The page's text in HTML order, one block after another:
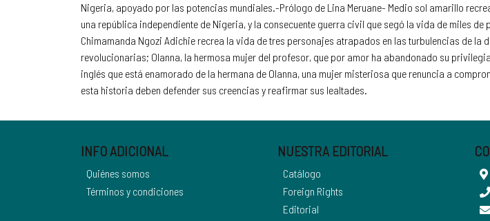
Nigeria, apoyado por las potencias mundiales.-Prólogo de Lina Meruane- Medio sol amarillo
una república independiente de Nigeria, y la consecuente guerra civil que segó la vida de miles
Chimamanda Ngozi Adichie recrea la vida de tres personajes atrapados en las turbulencias de
revolucionarias; Olanna, la hermosa mujer del profesor, que por amor ha abandonado su
inglés que está enamorado de la hermana de Olanna, una mujer misteriosa que renuncia a
esta historia deben defender sus creencias y reafirmar sus lealtades.
INFO ADICIONAL
Quiénes somos
Términos y condiciones
NUESTRA EDITORIAL
Catálogo
Foreign Rights
Editorial